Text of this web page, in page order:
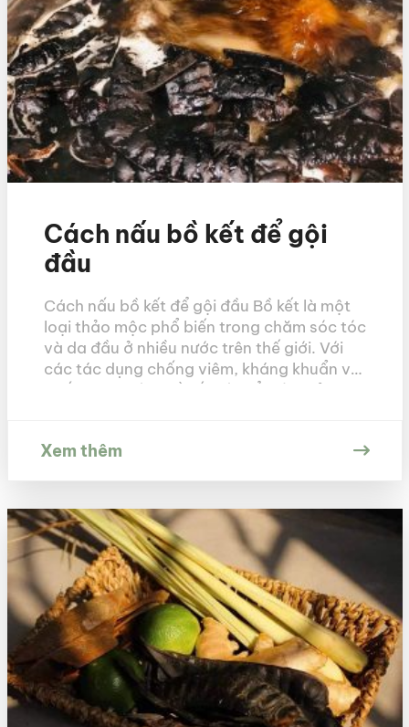
Cách nấu bồ kết để gội
đầu
Cách nấu bồ kết để gội đầu Bồ kết là một
loại thảo mộc phổ biến trong chăm sóc tóc
và da đầu ở nhiều nước trên thế giới. Với
các tác dụng chống viêm, kháng khuẩn và
chống oxy hóa, bồ kết có thể giúp giải
Xem thêm